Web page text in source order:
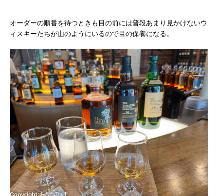
オーダーの順番を待つときも目の前には普段あまり見かけないウ
ィスキーたちが山のようにいるので目の保養になる。